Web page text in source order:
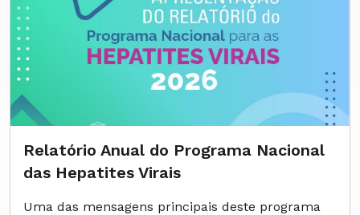
Relatório Anual do Programa Nacional
das Hepatites Virais
Uma das mensagens principais deste programa